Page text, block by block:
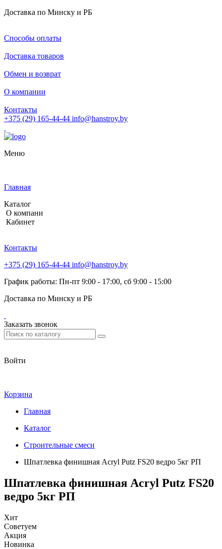
Доставка по Минску и РБ
Способы оплаты
Доставка товаров
Обмен и возврат
О компании
Контакты
+375 (29) 165-44-44 info@hanstroy.by
Меню
Главная
Каталог
О компани
Кабинет
Контакты
+375 (29) 165-44-44 info@hanstroy.by
График работы: Пн-пт 9:00 - 17:00, сб 9:00 - 15:00
Доставка по Минску и РБ
Заказать звонок
Войти
Корзина
Главная
Каталог
Строительные смеси
Шпатлевка финишная Aсryl Putz FS20 ведро 5кг РП
Шпатлевка финишная Aсryl Putz FS20
ведро 5кг РП
Хит
Советуем
Акция
Новинка